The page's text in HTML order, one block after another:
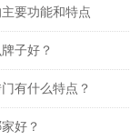
要功能和特点
子好？
有什么特点？
好？